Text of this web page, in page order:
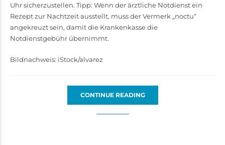
Uhr sicherzustellen. Tipp: Wenn der ärztliche Notdienst ein
Rezept zur Nachtzeit ausstellt, muss der Vermerk „noctu“
angekreuzt sein, damit die Krankenkasse die
Notdienstgebühr übernimmt.
Bildnachweis: iStock/alvarez
CONTINUE READING